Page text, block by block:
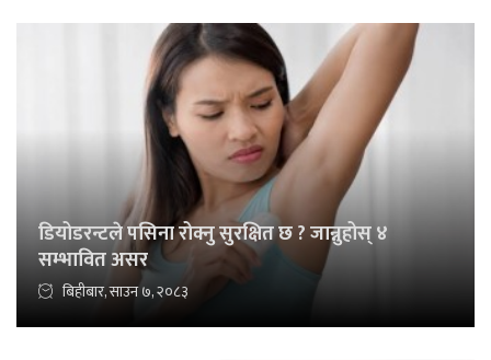
डियोडरन्टले पसिना रोक्नु सुरक्षित छ ? जान्नुहोस् ४
सम्भावित असर
बिहीबार, साउन ७, २०८३